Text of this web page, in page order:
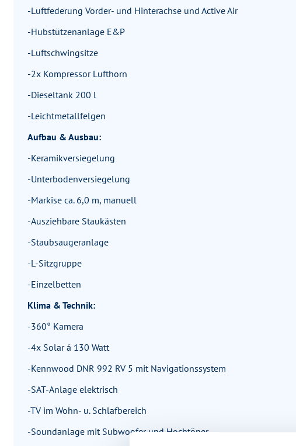
-Luftfederung Vorder- und Hinterachse und Active Air
-Hubstützenanlage E&P
-Luftschwingsitze
-2x Kompressor Lufthorn
-Dieseltank 200 l
-Leichtmetallfelgen
Aufbau & Ausbau:
-Keramikversiegelung
-Unterbodenversiegelung
-Markise ca. 6,0 m, manuell
-Ausziehbare Staukästen
-Staubsaugeranlage
-L-Sitzgruppe
-Einzelbetten
Klima & Technik:
-360° Kamera
-4x Solar á 130 Watt
-Kennwood DNR 992 RV 5 mit Navigationssystem
-SAT-Anlage elektrisch
-TV im Wohn- u. Schlafbereich
-Soundanlage mit Subwoofer und Hochtöner